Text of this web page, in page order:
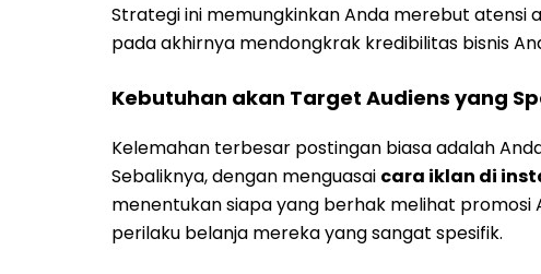
Strategi ini memungkinkan Anda merebut atensi
pada akhirnya mendongkrak kredibilitas bisnis
Kebutuhan akan Target Audiens yang
Kelemahan terbesar postingan biasa adalah
Sebaliknya, dengan menguasai cara iklan di
menentukan siapa yang berhak melihat promosi
perilaku belanja mereka yang sangat spesifik.